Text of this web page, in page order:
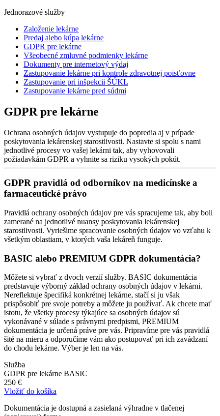
Jednorazové služby
Založenie lekárne
Predaj alebo kúpa lekárne
GDPR pre lekárne
Všeobecné zmluvné podmienky lekárne
Dokumenty pre internetový výdaj
Zastupovanie lekárne pri kontrole zdravotnej poisťovne
Zastupovanie pri inšpekcii ŠÚKL
Zastupovanie lekárne pred súdmi
GDPR pre lekárne
Ochrana osobných údajov vystupuje do popredia aj v prípade
poskytovania lekárenskej starostlivosti. Nastavte si spolu s nami
jednotlivé procesy vo vašej lekárni tak, aby vyhovovali
požiadavkám GDPR a vyhnite sa riziku vysokých pokút.
GDPR pravidlá od odborníkov na medicínske a
farmaceutické právo
Pravidlá ochrany osobných údajov pre vás spracujeme tak, aby boli
zamerané na jednotlivé nuansy poskytovania lekárenskej
starostlivosti. Vyriešime spracovanie osobných údajov vo vzťahu k
všetkým oblastiam, v ktorých vaša lekáreň funguje.
BASIC alebo PREMIUM GDPR dokumentácia?
Môžete si vybrať z dvoch verzií služby. BASIC dokumentácia
predstavuje výborný základ ochrany osobných údajov v lekárni.
Nereflektuje špecifiká konkrétnej lekárne, stačí si ju však
prispôsobiť pre svoje potreby a môžete ju používať. Ak chcete mať
istotu, že všetky procesy týkajúce sa osobných údajov sú
vykonávané v súlade s právnymi predpismi, PREMIUM
dokumentácia je určená práve pre vás. Pripravíme pre vás pravidlá
šité na mieru a odporučíme vám ako postupovať pri ich zavádzaní
do chodu lekárne. Výber je len na vás.
Služba
GDPR pre lekárne BASIC
250 €
Vložiť do košíka
Dokumentácia je dostupná a zasielaná výhradne v tlačenej